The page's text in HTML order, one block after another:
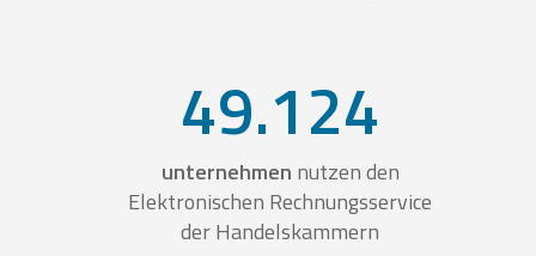
49.124
unternehmen nutzen den
Elektronischen Rechnungsservice
der Handelskammern